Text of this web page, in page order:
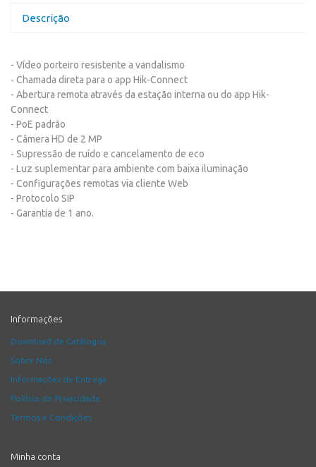
Descrição
- Vídeo porteiro resistente a vandalismo
- Chamada direta para o app Hik-Connect
- Abertura remota através da estação interna ou do app Hik-
Connect
- PoE padrão
- Câmera HD de 2 MP
- Supressão de ruído e cancelamento de eco
- Luz suplementar para ambiente com baixa iluminação
- Configurações remotas via cliente Web
- Protocolo SIP
- Garantia de 1 ano.
Informações
Download de Catálogos
Sobre Nós
Informações de Entrega
Política de Privacidade
Termos e Condições
Minha conta